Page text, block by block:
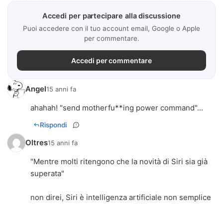
Accedi per partecipare alla discussione
Puoi accedere con il tuo account email, Google o Apple
per commentare.
Accedi per commentare
Angel15 anni fa
ahahah! "send motherfu**ing power command"...
Rispondi
Oltres15 anni fa
"Mentre molti ritengono che la novità di Siri sia già
superata"
non direi, Siri è intelligenza artificiale non semplice